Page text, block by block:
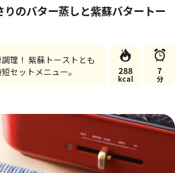
のバター蒸しと紫蘇バタートー
理！ 紫蘇トーストとも
セットメニュー。
288
kcal
7
分